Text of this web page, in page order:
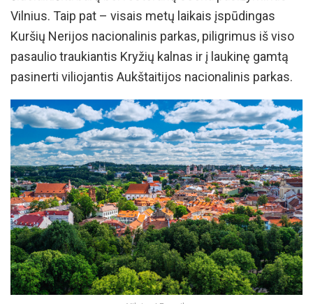
Vilnius. Taip pat – visais metų laikais įspūdingas
Kuršių Nerijos nacionalinis parkas, piligrimus iš viso
pasaulio traukiantis Kryžių kalnas ir į laukinę gamtą
pasinerti viliojantis Aukštaitijos nacionalinis parkas.